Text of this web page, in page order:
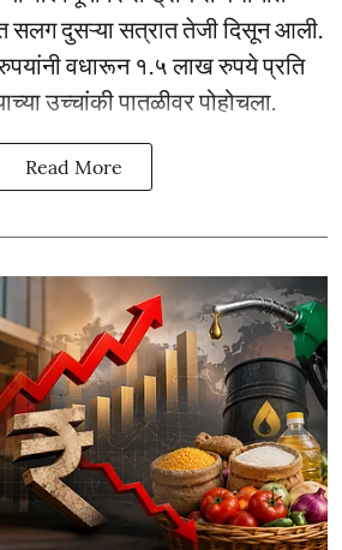
सलग दुसऱ्या सत्रात तेजी दिसून आली.
वधारून १.५ लाख रुपये प्रति
उच्चांकी पातळीवर पोहोचला.
Read More